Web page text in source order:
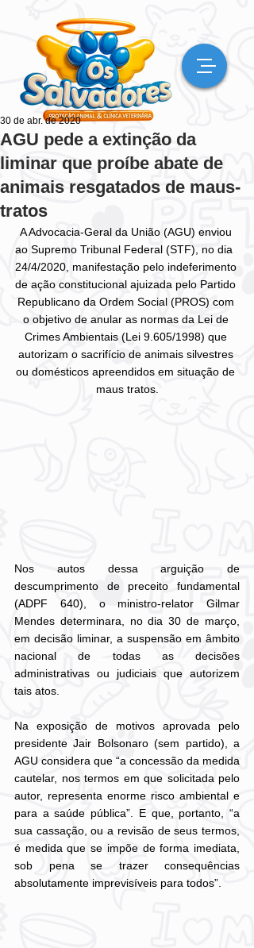
AGU pede a extinção da
liminar que proíbe abate de
animais resgatados de maus-
tratos
30 de abr. de 2020
A Advocacia-Geral da União (AGU) enviou
ao Supremo Tribunal Federal (STF), no dia
24/4/2020, manifestação pelo indeferimento
de ação constitucional ajuizada pelo Partido
Republicano da Ordem Social (PROS) com
o objetivo de anular as normas da Lei de
Crimes Ambientais (Lei 9.605/1998) que
autorizam o sacrifício de animais silvestres
ou domésticos apreendidos em situação de
maus tratos.
Nos autos dessa arguição de
descumprimento de preceito fundamental
(ADPF 640), o ministro-relator Gilmar
Mendes determinara, no dia 30 de março,
em decisão liminar, a suspensão em âmbito
nacional de todas as decisões
administrativas ou judiciais que autorizem
tais atos.
Na exposição de motivos aprovada pelo
presidente Jair Bolsonaro (sem partido), a
AGU considera que “a concessão da medida
cautelar, nos termos em que solicitada pelo
autor, representa enorme risco ambiental e
para a saúde pública”. E que, portanto, “a
sua cassação, ou a revisão de seus termos,
é medida que se impõe de forma imediata,
sob pena se trazer consequências
absolutamente imprevisíveis para todos”.